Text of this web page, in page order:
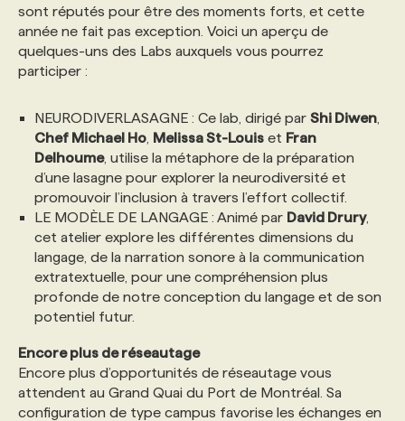
sont réputés pour être des moments forts, et cette
année ne fait pas exception. Voici un aperçu de
quelques-uns des Labs auxquels vous pourrez
participer :
NEURODIVERLASAGNE : Ce lab, dirigé par Shi Diwen
Chef Michael Ho Melissa St-Louis et Fran
Delhoume, utilise la métaphore de la préparation
d’une lasagne pour explorer la neurodiversité et
promouvoir l’inclusion à travers l’effort collectif.
LE MODÈLE DE LANGAGE : Animé par David Drury,
cet atelier explore les différentes dimensions du
langage, de la narration sonore à la communication
extratextuelle, pour une compréhension plus
profonde de notre conception du langage et de son
potentiel futur.
Encore plus de réseautage
Encore plus d’opportunités de réseautage vous
attendent au Grand Quai du Port de Montréal. Sa
configuration de type campus favorise les échanges en